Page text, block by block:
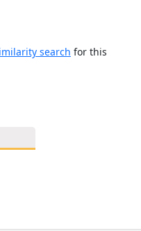
search for this